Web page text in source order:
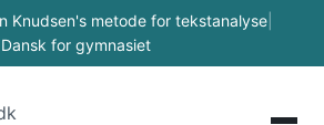
Knudsen's metode for tekstanalyse
Dansk for gymnasiet